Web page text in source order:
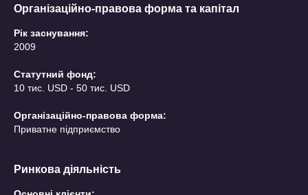
Організаційно-правова форма та капітал
Рік заснування:
2009
Статутний фонд:
10 тис. USD - 50 тис. USD
Організаційно-правова форма:
Приватне підприємство
Ринкова діяльність